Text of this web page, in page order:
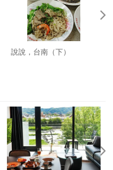
說說，台南（下）